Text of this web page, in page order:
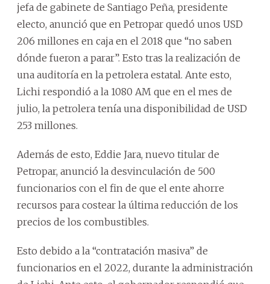
jefa de gabinete de Santiago Peña, presidente
electo, anunció que en Petropar quedó unos USD
206 millones en caja en el 2018 que “no saben
dónde fueron a parar”. Esto tras la realización de
una auditoría en la petrolera estatal. Ante esto,
Lichi respondió a la 1080 AM que en el mes de
julio, la petrolera tenía una disponibilidad de USD
253 millones.
Además de esto, Eddie Jara, nuevo titular de
Petropar, anunció la desvinculación de 500
funcionarios con el fin de que el ente ahorre
recursos para costear la última reducción de los
precios de los combustibles.
Esto debido a la “contratación masiva” de
funcionarios en el 2022, durante la administración